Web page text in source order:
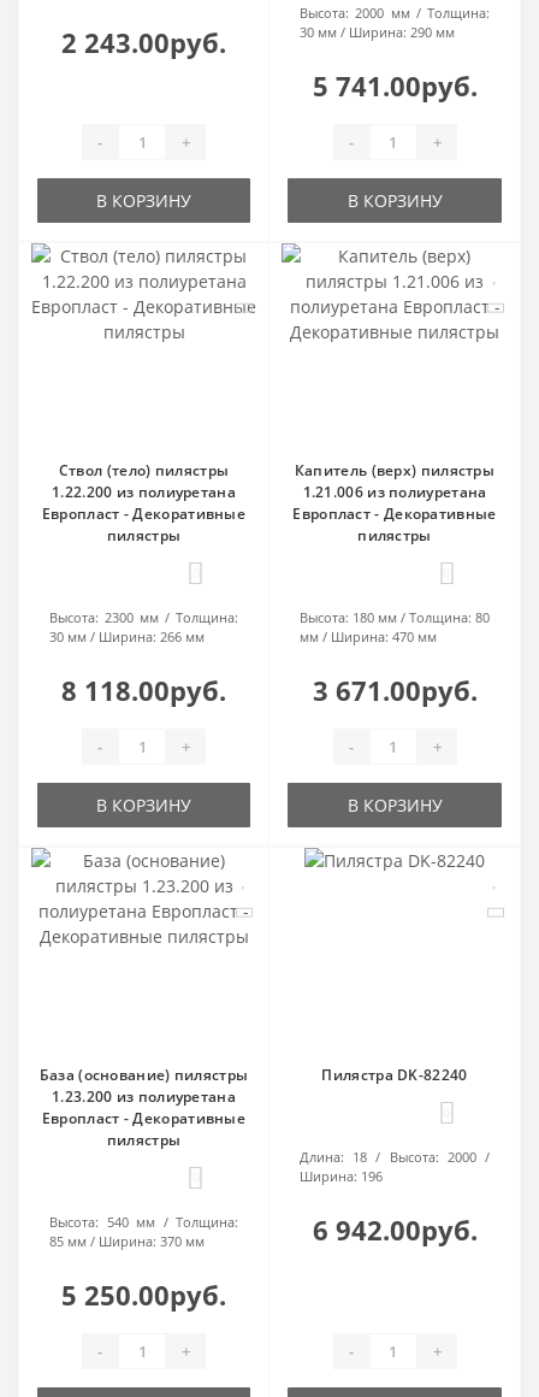
2 243.00руб.
- +
В КОРЗИНУ
Высота: 2000 мм
Толщина:
30 мм
Ширина: 290 мм
5 741.00руб.
- +
В КОРЗИНУ
Ствол (тело) пилястры
1.22.200 из полиуретана
Европласт - Декоративные
пилястры
Высота: 2300 мм
Толщина:
30 мм
Ширина: 266 мм
8 118.00руб.
- +
В КОРЗИНУ
Капитель (верх) пилястры
1.21.006 из полиуретана
Европласт - Декоративные
пилястры
Высота: 180 мм Толщина: 80
мм
Ширина: 470 мм
3 671.00руб.
- +
В КОРЗИНУ
База (основание) пилястры
1.23.200 из полиуретана
Европласт - Декоративные
пилястры
Высота: 540 мм
Толщина:
85 мм
Ширина: 370 мм
5 250.00руб.
- +
Пилястра DK-82240
Длина: 18 Высота: 2000
Ширина: 196
6 942.00руб.
- +